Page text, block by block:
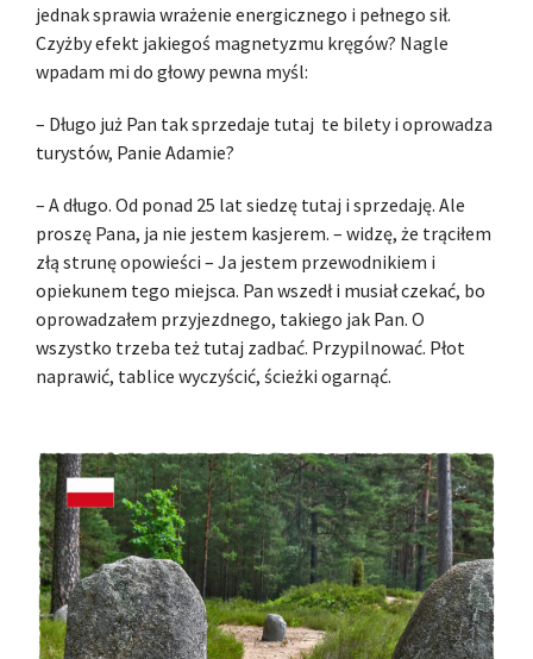
jednak sprawia wrażenie energicznego i pełnego sił.
Czyżby efekt jakiegoś magnetyzmu kręgów? Nagle
wpadam mi do głowy pewna myśl:
– Długo już Pan tak sprzedaje tutaj te bilety i oprowadza
turystów, Panie Adamie?
– A długo. Od ponad 25 lat siedzę tutaj i sprzedaję. Ale
proszę Pana, ja nie jestem kasjerem. – widzę, że trąciłem
złą strunę opowieści – Ja jestem przewodnikiem i
opiekunem tego miejsca. Pan wszedł i musiał czekać, bo
oprowadzałem przyjezdnego, takiego jak Pan. O
wszystko trzeba też tutaj zadbać. Przypilnować. Płot
naprawić, tablice wyczyścić, ścieżki ogarnąć.